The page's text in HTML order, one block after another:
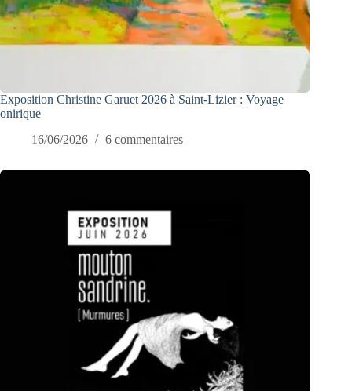
Exposition Christine Garuet 2026 à Saint-Lizier : Voyage
onirique
16/06/2026
6 commentaires